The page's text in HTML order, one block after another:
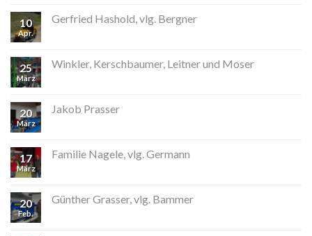
10
Apr.
Gerfried Hashold, vlg. Bergner
25
März
Winkler, Kerschbaumer, Leitner und Moser
20
März
Jakob Prasser
17
März
Familie Nagele, vlg. Germann
20
Feb.
Günther Grasser, vlg. Bammer